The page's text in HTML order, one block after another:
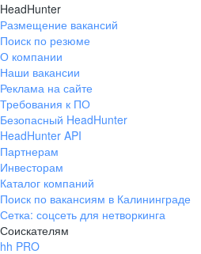
HeadHunter
Размещение вакансий
Поиск по резюме
О компании
Наши вакансии
Реклама на сайте
Требования к ПО
Безопасный HeadHunter
HeadHunter API
Партнерам
Инвесторам
Каталог компаний
Поиск по вакансиям в Калининграде
Сетка: соцсеть для нетворкинга
Соискателям
hh PRO